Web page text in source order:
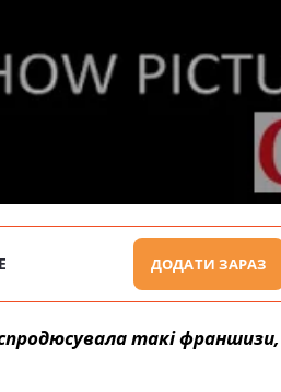
ДОДАТИ ЗАРАЗ
такі